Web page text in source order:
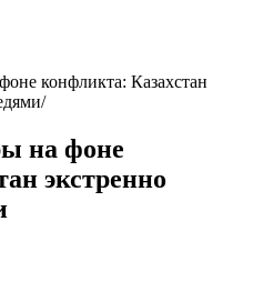
конфликта: Казахстан
на фоне
экстренно